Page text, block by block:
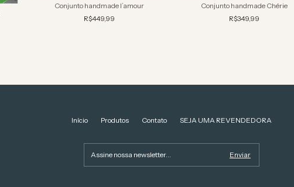
Conjunto handmade l’amour
R$449,99
Conjunto handmade Chérie
R$349,99
Início Produtos Contato SEJA UMA REVENDEDORA